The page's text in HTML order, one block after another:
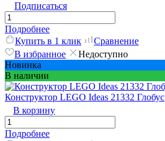
Подписаться
Подробнее
Купить в 1 клик
Сравнение
В избранное
Недоступно
Новинка
В наличии
Конструктор LEGO Ideas 21332 Глобус
В корзину
Подробнее